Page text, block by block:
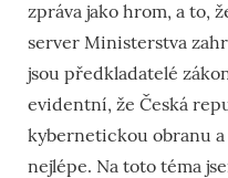
zpráva jako hrom, a to,
server Ministerstva
jsou předkladatelé
evidentní, že Česká
kybernetickou obranu a
nejlépe. Na toto téma